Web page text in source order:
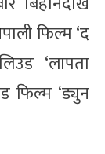
फिल्म ‘द
‘लापता
फिल्म ‘ड्युन